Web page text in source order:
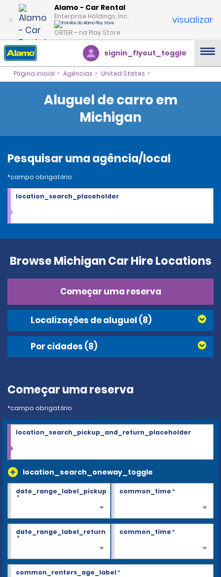
Alamo - Car Rental
Enterprise Holdings, Inc.
OBTER – na Play Store
visualizar
signin_flyout_toggle
Página inicial Agências United States
Aluguel de carro em
Michigan
Pesquisar uma agência/local
*campo obrigatório
location_search_placeholder
Browse Michigan Car Hire Locations
Começar uma reserva
Localizações de aluguel (8)
Por cidades (8)
Começar uma reserva
*campo obrigatório
location_search_oneway_toggle
location_search_pickup_and_return_placeholder
date_range_label_pickup
*
common_time*
date_range_label_return
*
common_time*
common_renters_age_label*